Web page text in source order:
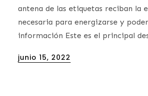
antena de las etiquetas reciban la
necesaria para energizarse y
información Este es el principal
Posted
junio 15, 2022